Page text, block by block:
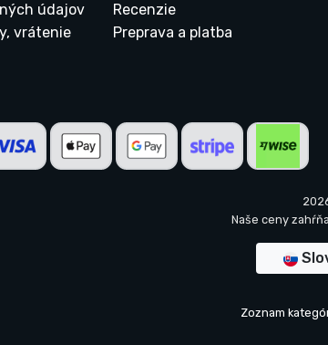
údajov
vrátenie
Recenzie
Preprava a platba
Naše ceny
Zoznam